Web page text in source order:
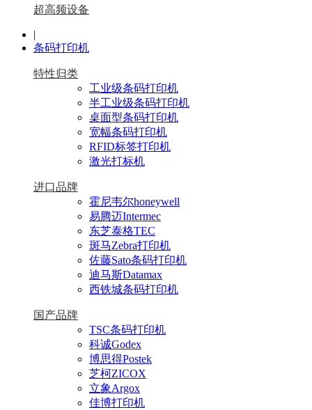
超高频设备
|
条码打印机
特性归类
工业级条码打印机
半工业级条码打印机
桌面型条码打印机
宽幅条码打印机
RFID标签打印机
激光打标机
进口品牌
霍尼韦尔honeywell
易腾迈Intermec
东芝泰格TEC
斑马Zebra打印机
佐藤Sato条码打印机
迪马斯Datamax
西铁城条码打印机
国产品牌
TSC条码打印机
科诚Godex
博思得Postek
芝柯ZICOX
立象Argox
佳博打印机